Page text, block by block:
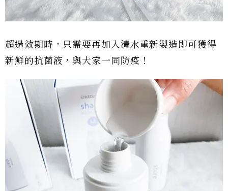
超過效期時，只需要再加入清水重新製造即可獲得
新鮮的抗菌液，與大家一同防疫！